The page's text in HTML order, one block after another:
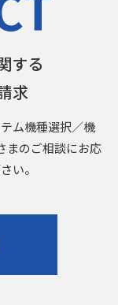
する
求
ム機種選択／機
まのご相談にお応
い。